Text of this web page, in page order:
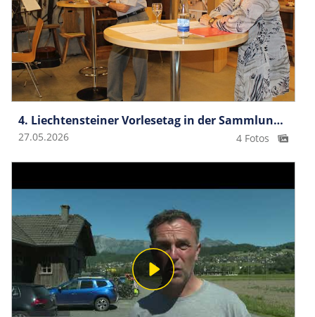
4. Liechtensteiner Vorlesetag in der SammlungMura
27.05.2026 4 Fotos